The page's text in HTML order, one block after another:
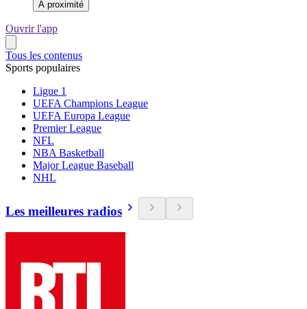
À proximité
Ouvrir l'app
Tous les contenus
Sports populaires
Ligue 1
UEFA Champions League
UEFA Europa League
Premier League
NFL
NBA Basketball
Major League Baseball
NHL
Les meilleures radios